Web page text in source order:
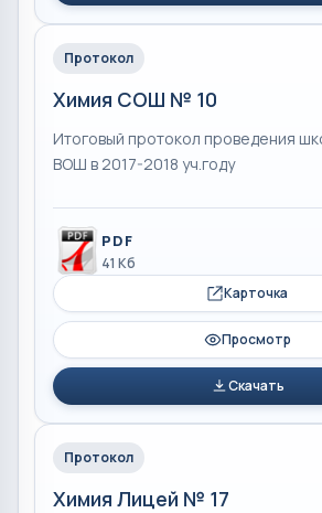
Протокол
Химия СОШ № 10
Итоговый протокол проведения
ВОШ в 2017-2018 уч.году
PDF
41 Кб
Карточка
Просмотр
Скачать
Протокол
Химия Лицей № 17